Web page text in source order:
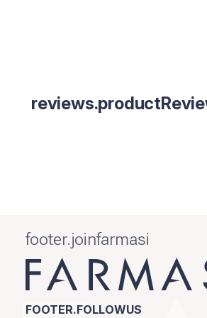
footer.joinfarmasi
FOOTER.FOLLOWUS